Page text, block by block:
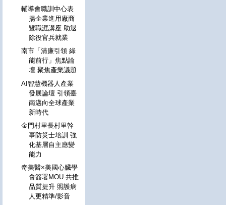
輔導會職訓中心表
揚企業進用廠商
暨職涯講座 助退
除役官兵就業
南市「清廉引領 綠
能前行」焦點論
壇 聚焦產業議題
AI智慧機器人產業
發展論壇 引領臺
南邁向全球產業
新時代
金門村里長村里幹
事防災士培訓 強
化基層自主應變
能力
奇美醫×美國心臟學
會簽署MOU 共推
品質提升 照護病
人更精準/影音